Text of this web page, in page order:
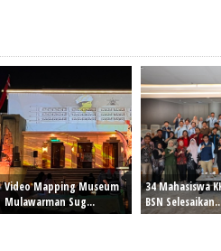
Video Mapping Museum
Mulawarman Sug...
34 Mahasiswa
BSN